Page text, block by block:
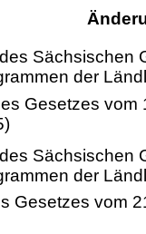
Sächsischen
der
Gesetzes vom
Sächsischen
der
Gesetzes vom